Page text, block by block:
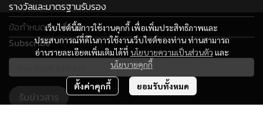
เว็บไซต์นี้มีการใช้งานคุกกี้ เพื่อเพิ่มประสิทธิภาพและ
ประสบการณ์ที่ดีในการใช้งานเว็บไซต์ของท่าน ท่านสามารถ
อ่านรายละเอียดเพิ่มเติมได้ที่ นโยบายความเป็นส่วนตัว และ
นโยบายคุกกี้
ตั้งค่าคุกกี้ ยอมรับทั้งหมด
รางวัลและมาตรฐานรับรอง
ข้อกำหนดและเงื่อนไข
Subscribe
รับข่าวสาร